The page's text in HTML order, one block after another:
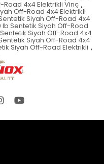
Road 4x4 Elektrikli Vinç ,
Off-Road 4x4 Elektrikli
Siyah Off-Road 4x4
lb Sentetik Siyah Off-Road
Siyah Off-Road 4x4
Siyah Off-Road 4x4
Siyah Off-Road Elektrikli ,